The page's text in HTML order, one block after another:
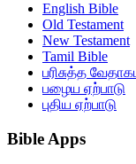
English Bible
Old Testament
New Testament
Tamil Bible
பரிசுத்த
பழைய ஏற்பாடு
புதிய ஏற்பாடு
Bible Apps